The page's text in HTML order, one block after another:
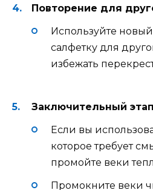
Повторение для
Используйте
салфетку для
избежать
Заключительный этап
Если вы
которое требует
промойте веки
Промокните веки